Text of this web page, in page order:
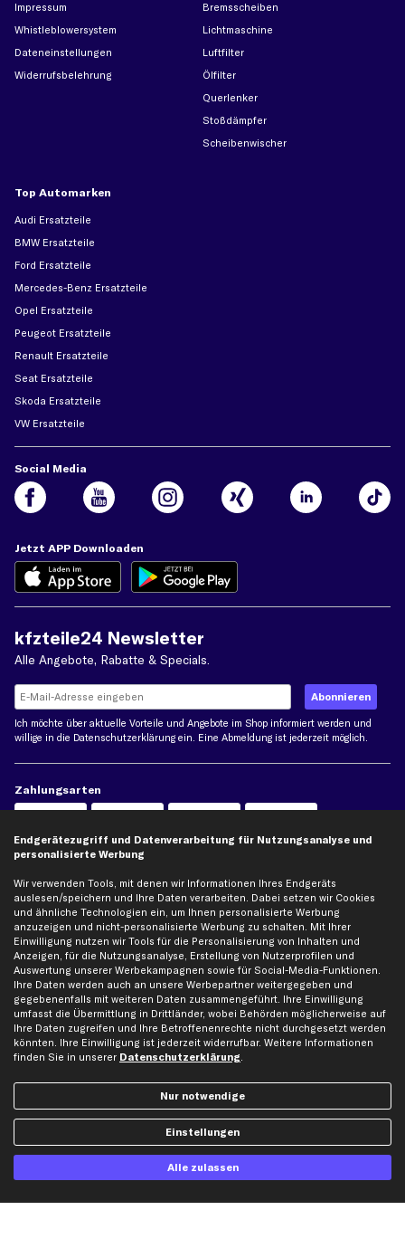
Impressum
Whistleblowersystem
Dateneinstellungen
Widerrufsbelehrung
Bremsscheiben
Lichtmaschine
Luftfilter
Ölfilter
Querlenker
Stoßdämpfer
Scheibenwischer
Top Automarken
Audi Ersatzteile
BMW Ersatzteile
Ford Ersatzteile
Mercedes-Benz Ersatzteile
Opel Ersatzteile
Peugeot Ersatzteile
Renault Ersatzteile
Seat Ersatzteile
Skoda Ersatzteile
VW Ersatzteile
Social Media
Jetzt APP Downloaden
kfzteile24 Newsletter
Alle Angebote, Rabatte & Specials.
Ich möchte über aktuelle Vorteile und Angebote im Shop informiert werden und
willige in die Datenschutzerklärung ein. Eine Abmeldung ist jederzeit möglich.
Zahlungsarten
Rechnung Lastschrift Kreditkarte
Vorkasse
Versand
Artikel, Teile, Original und Bestell-Nr. dienen nur zu Vergleichszwecken und sind
keine Herkunftsbezeichnungen. Die Nennung von Namen, Warenzeichen oder
von diesen in Rechnungen an Fahrzeugbesitzer sind nicht statthaft. Die Ware bleibt
bis zur Bezahlung unser Eigentum.
Die hier dargestellten Daten, insbesondere die gesamte Datenbank, dürfen nicht
vervielfältigt werden. Die Vervielfältigung und Verbreitung der Daten und der
Datenbank ohne vorherige Einwilligung von TecAlliance und/oder die Einbeziehung
Dritter in solche Aktivitäten ist streng verboten. Jegliche unautorisierte Nutzung von
nach sich ziehen.
Endgerätezugriff und Datenverarbeitung für Nutzungsanalyse und
personalisierte Werbung
Wir verwenden Tools, mit denen wir Informationen Ihres Endgeräts
auslesen/speichern und Ihre Daten verarbeiten. Dabei setzen wir Cookies
und ähnliche Technologien ein, um Ihnen personalisierte Werbung
anzuzeigen und nicht-personalisierte Werbung zu schalten. Mit Ihrer
Einwilligung nutzen wir Tools für die Personalisierung von Inhalten und
Anzeigen, für die Nutzungsanalyse, Erstellung von Nutzerprofilen und
Auswertung unserer Werbekampagnen sowie für Social-Media-Funktionen.
Ihre Daten werden auch an unsere Werbepartner weitergegeben und
gegebenenfalls mit weiteren Daten zusammengeführt. Ihre Einwilligung
umfasst die Übermittlung in Drittländer, wobei Behörden möglicherweise auf
Ihre Daten zugreifen und Ihre Betroffenenrechte nicht durchgesetzt werden
könnten. Ihre Einwilligung ist jederzeit widerrufbar. Weitere Informationen
finden Sie in unserer Datenschutzerklärung.
Nur notwendige
Einstellungen
Alle zulassen